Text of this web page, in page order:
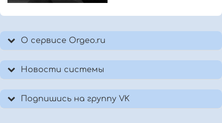
О сервисе Orgeo.ru
Новости системы
Подпишись на группу VK